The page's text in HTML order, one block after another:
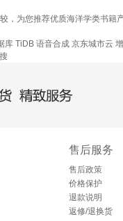
为您推荐优质海洋学类书
库 TiDB 语音合成 京东城市云
精致服务
售后服务
售后政策
价格保护
退款说明
返修/退换货